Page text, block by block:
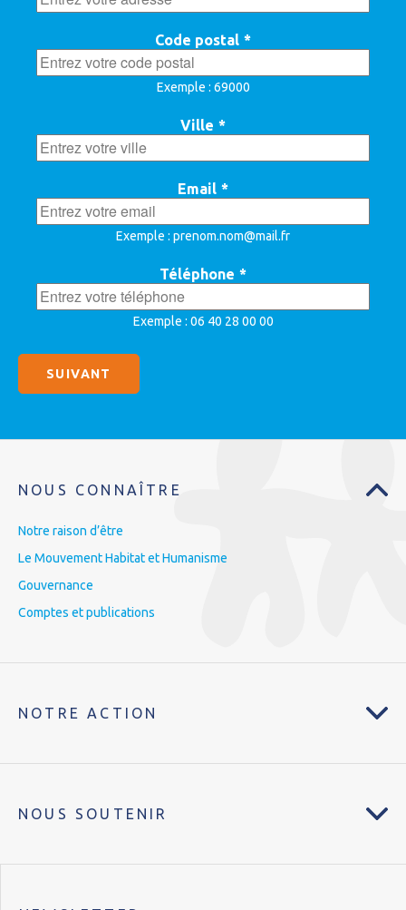
Code postal *
Exemple : 69000
Ville *
Email *
Exemple : prenom.nom@mail.fr
Téléphone *
Exemple : 06 40 28 00 00
NOUS CONNAÎTRE
Notre raison d’être
Le Mouvement Habitat et Humanisme
Gouvernance
Comptes et publications
NOTRE ACTION
NOUS SOUTENIR